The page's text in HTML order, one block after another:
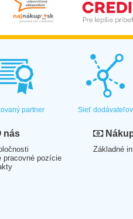
partner Sieť dodávateľov
nás
pracovné pozície
Základné